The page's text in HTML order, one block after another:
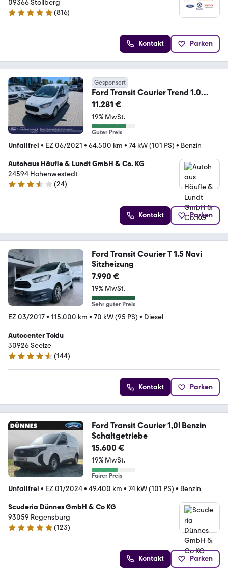
09366 Stollberg
4.9 Sterne
(816)
Kontakt Parken
Gesponsert
Ford Transit Courier Trend 1.0
EcoBoost 100 PS -2.Han
11.281 €
19% MwSt.
Guter Preis
Unfallfrei • EZ 06/2021 • 64.500 km • 74 kW (101 PS) • Benzin
Autohaus Häufle & Lundt GmbH & Co. KG
24594 Hohenwestedt
3.6 Sterne
(24)
Kontakt Parken
Ford Transit Courier T 1.5 Navi
Sitzheizung
7.990 €
19% MwSt.
Sehr guter Preis
EZ 03/2017• 115.000 km • 70 kW (95 PS) • Diesel
Autocenter Toklu
30926 Seelze
4.7 Sterne
(144)
Kontakt Parken
Ford Transit Courier 1,0l Benzin
Schaltgetriebe
15.600 €
19% MwSt.
Fairer Preis
Unfallfrei • EZ 01/2024• 49.400 km • 74 kW (101 PS) • Benzin
Scuderia Dünnes GmbH & Co KG
93059 Regensburg
4.8 Sterne
(123)
Kontakt Parken